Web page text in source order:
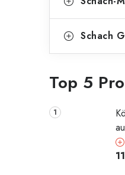
Schach
Top 5